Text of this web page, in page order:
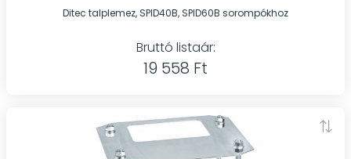
Ditec talplemez, SPID40B, SPID60B sorompókhoz
Bruttó listaár:
19 558 Ft